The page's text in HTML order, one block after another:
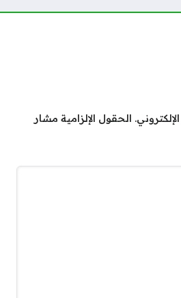
الحقول الإلزامية مشار